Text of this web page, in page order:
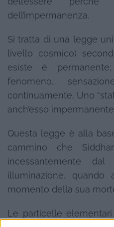
dell’impermanenza.
Si tratta di una legge
livello cosmico)
esiste è
fenomeno,
continuamente. Uno
anch’esso
Questa legge è alla
cammino che
incessantemente
illuminazione,
momento della sua
Le particelle